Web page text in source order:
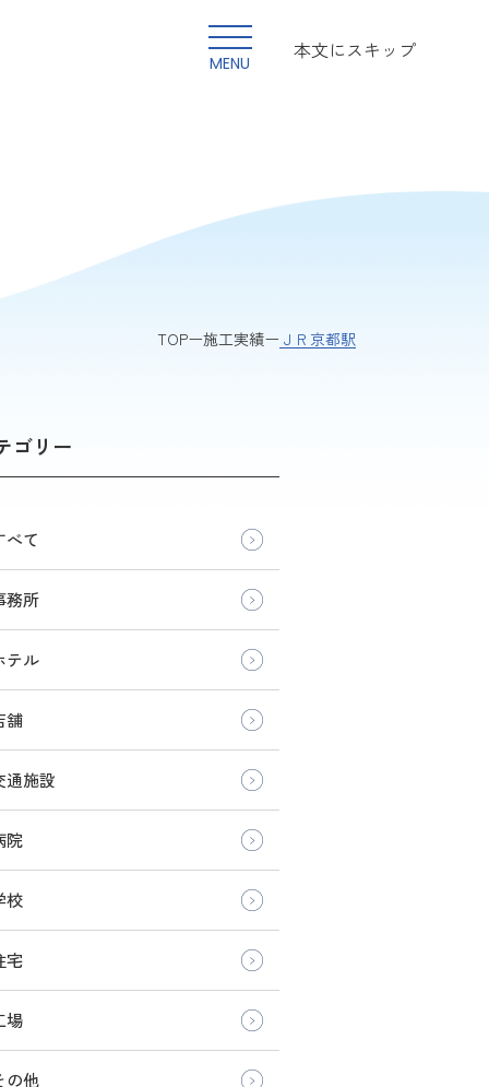
MENU
本文にスキップ
TOP 施工実績 ＪＲ京都駅
ゴリー
べて
務所
テル
舗
通施設
院
校
宅
場
の他